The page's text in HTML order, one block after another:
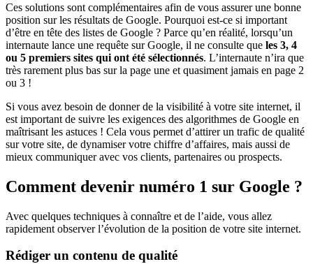
Ces solutions sont complémentaires afin de vous assurer une bonne
position sur les résultats de Google. Pourquoi est-ce si important
d’être en tête des listes de Google ? Parce qu’en réalité, lorsqu’un
internaute lance une requête sur Google, il ne consulte que les 3, 4
ou 5 premiers sites qui ont été sélectionnés. L’internaute n’ira que
très rarement plus bas sur la page une et quasiment jamais en page 2
ou 3 !
Si vous avez besoin de donner de la visibilité à votre site internet, il
est important de suivre les exigences des algorithmes de Google en
maîtrisant les astuces ! Cela vous permet d’attirer un trafic de qualité
sur votre site, de dynamiser votre chiffre d’affaires, mais aussi de
mieux communiquer avec vos clients, partenaires ou prospects.
Comment devenir numéro 1 sur Google ?
Avec quelques techniques à connaître et de l’aide, vous allez
rapidement observer l’évolution de la position de votre site internet.
Rédiger un contenu de qualité